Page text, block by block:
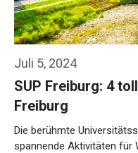
Juli 5, 2024
SUP Freiburg: 4
Freiburg
Die berühmte
spannende Aktivitäten für